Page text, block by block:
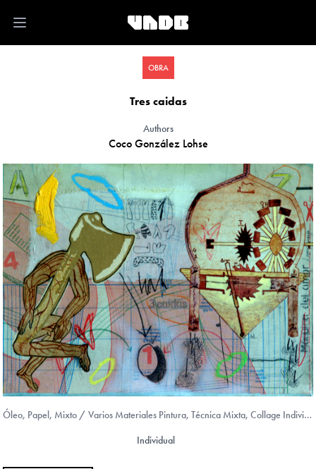
Open main menu
OBRA
Tres caidas
Authors
Coco González Lohse
Óleo, Papel, Mixto / Varios Materiales Pintura, Técnica Mixta, Collage Individual
Individual